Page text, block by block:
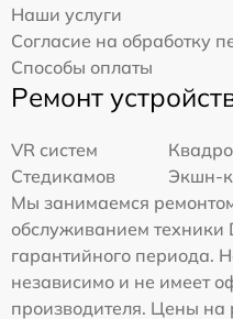
Наши услуги
Согласие на обработку
Способы оплаты
Ремонт
VR систем
Стедикамов
Экшн-
Мы занимаемся
обслуживанием техники
гарантийного периода.
независимо и не имеет
производителя. Цены на